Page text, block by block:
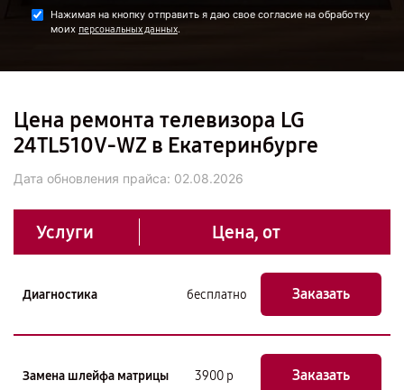
Нажимая на кнопку отправить я даю свое согласие на обработку
моих персональных данных.
Цена ремонта телевизора LG
24TL510V-WZ в Екатеринбурге
Дата обновления прайса: 02.08.2026
Услуги Цена, от
Диагностика бесплатно Заказать
Замена шлейфа матрицы 3900 р Заказать